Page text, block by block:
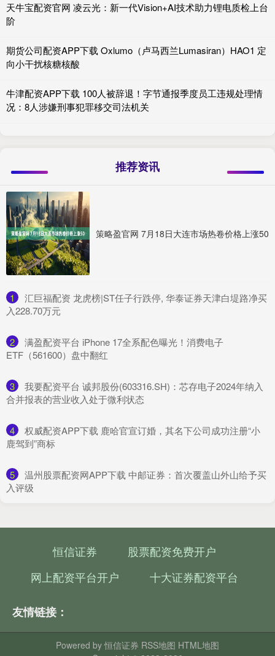
天牛宝配资官网 凌云光：新一代Vision+AI技术助力锂电质检上台
阶
期货公司配资APP下载 Oxlumo（卢马西兰Lumasiran）HAO1 定
向小干扰核糖核酸
牛津配资APP下载 100人被辞退！字节通报季度员工违规处理情
况：8人涉嫌刑事犯罪移交司法机关
推荐资讯
策略盈官网 7月18日大连市场热卷价格上涨50
1
​汇巨福配资 龙虎榜|ST任子行跌停, 华泰证券天津白堤路净买
入228.70万元
2
​满盈配资平台 iPhone 17全系配色曝光！消费电子
ETF（561600）盘中翻红
3
​我要配资平台 诚邦股份(603316.SH)：芯存电子2024年纳入
合并报表的营业收入处于微利状态
4
​权威配资APP下载 鹿哈官宣订婚，其名下公司成功注册“小
鹿驾到”商标
5
​温州股票配资网APP下载 中邮证券：首次覆盖山外山给予买
入评级
恒信证券
股票配资免费开户
网上配资平台开户
十大证券配资平台
友情链接：
Powered by恒信证券 RSS地图 HTML地图